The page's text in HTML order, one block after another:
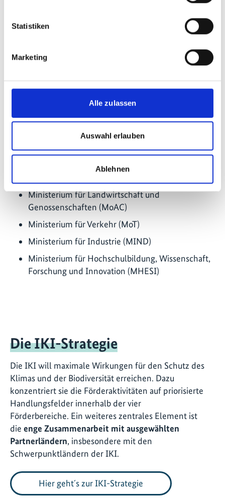
Statistiken
Marketing
Alle zulassen
Auswahl erlauben
Ablehnen
global: 18 laufend, 30 abgeschlossen
NDC-Partnerschaft: Länderseite
IKI-Partnerministerien:
Ministerium für natürliche Ressourcen und
Ministerium für Landwirtschaft und
Genossenschaften (MoAC)
Ministerium für Verkehr (MoT)
Ministerium für Industrie (MIND)
Ministerium für Hochschulbildung, Wissenschaft,
Forschung und Innovation (MHESI)
Die IKI-Strategie
Die IKI will maximale Wirkungen für den Schutz des
Klimas und der Biodiversität erreichen. Dazu
konzentriert sie die Förderaktivitäten auf priorisierte
Handlungsfelder innerhalb der vier
Förderbereiche. Ein weiteres zentrales Element ist
die enge Zusammenarbeit mit ausgewählten
Partnerländern, insbesondere mit den
Schwerpunktländern der IKI.
Hier geht´s zur IKI-Strategie